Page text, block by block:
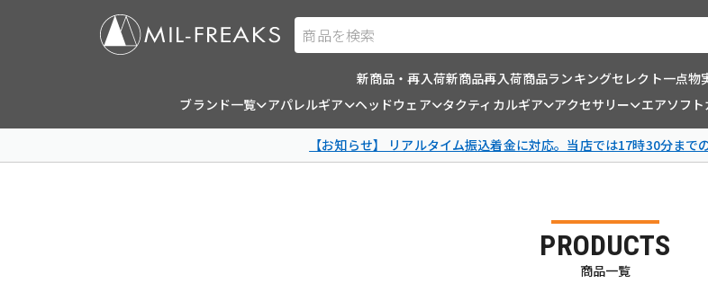
商品を検索
新商品・再入荷新商品再入荷商品ランキングセレクト一点物
ブランド一覧
アパレルギア ヘッドウェア タクティカルギア アクセサリー エアソフ
【お知らせ】 リアルタイム振込着金に対応。当店では17時30分まで
PRODUCTS
商品一覧